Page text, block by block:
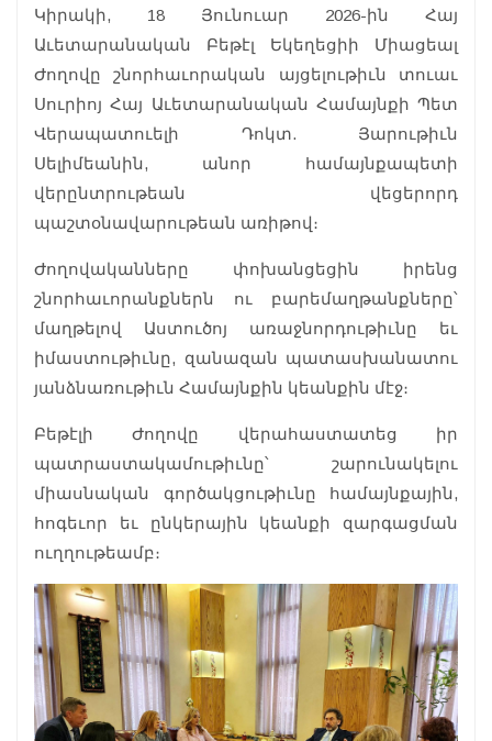
Կիրակի, 18 Յունուար 2026-ին Հայ
Աւետարանական Բեթէլ Եկեղեցիի Միացեալ
Ժողովը շնորհաւորական այցելութիւն տուաւ
Սուրիոյ Հայ Աւետարանական Համայնքի Պետ
Վերապատուելի Դոկտ. Յարութիւն
Սելիմեանին, անոր համայնքապետի
վերընտրութեան վեցերորդ
պաշտօնավարութեան առիթով։
Ժողովականները փոխանցեցին իրենց
շնորհաւորանքներն ու բարեմաղթանքները՝
մաղթելով Աստուծոյ առաջնորդութիւնը եւ
իմաստութիւնը, զանազան պատասխանատու
յանձնառութիւն Համայնքին կեանքին մէջ։
Բեթէլի Ժողովը վերահաստատեց իր
պատրաստակամութիւնը՝ շարունակելու
միասնական գործակցութիւնը համայնքային,
հոգեւոր եւ ընկերային կեանքի զարգացման
ուղղութեամբ։